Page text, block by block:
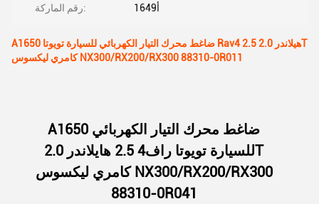
رقم الماركة: أ1649
A1650 ضاغط محرك التيار الكهربائي للسيارة تويوتا Rav4 2.5 هيلاندر 2.0T
كامري ليكسوس NX300/RX200/RX300 88310-0R011
A1650 ضاغط محرك التيار الكهربائي
للسيارة تويوتا راف4 2.5 هايلاندر 2.0T
كامري ليكسوس NX300/RX200/RX300
88310-0R041